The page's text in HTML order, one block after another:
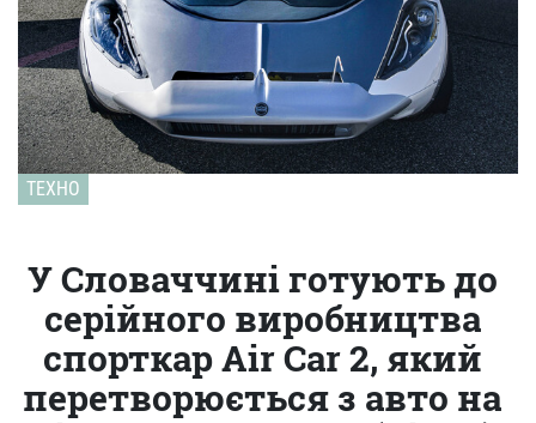
ТЕХНО
У Словаччині готують до
серійного виробництва
спорткар Air Car 2, який
перетворюється з авто на